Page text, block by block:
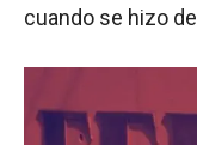
cuando se hizo del